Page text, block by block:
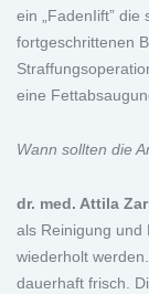
ein „FadenIift”
fortgeschrittenen
eine
Wann sollten die
dr. med. Attila
als Reinigung und
wiederholt
dauerhaft frisch.